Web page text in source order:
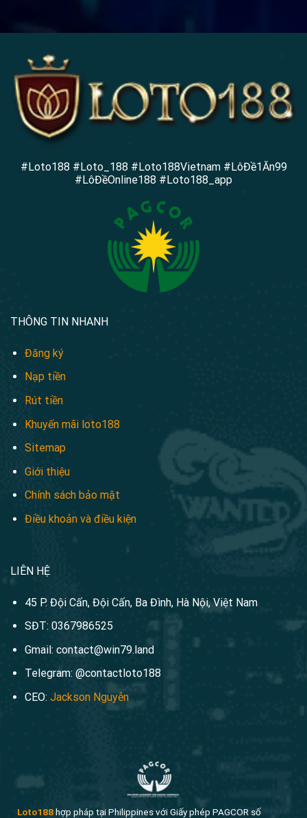
#Loto188 #Loto_188 #Loto188Vietnam #LôĐề1Ăn99
#LôĐềOnline188 #Loto188_app
THÔNG TIN NHANH
Đăng ký
Nạp tiền
Rút tiền
Khuyến mãi loto188
Sitemap
Giới thiệu
Chính sách bảo mật
Điều khoản và điều kiện
LIÊN HỆ
45 P. Đội Cấn, Đội Cấn, Ba Đình, Hà Nội, Việt Nam
SĐT: 0367986525
Gmail: contact@win79.land
Telegram: @contactloto188
CEO: Jackson Nguyễn
Loto188hợp pháp tại Philippines với Giấy phép PAGCOR số